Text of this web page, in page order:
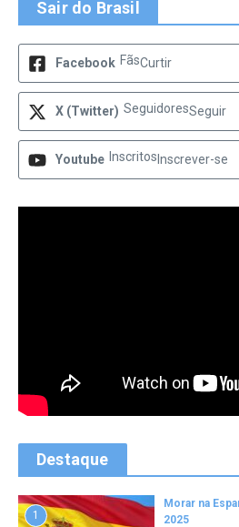
Sair do Brasil
Facebook FãsCurtir
X (Twitter) SeguidoresSeguir
Youtube Inscritos Inscrever-se
Destaque
1
Morar na
2025